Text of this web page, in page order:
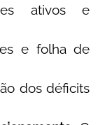
ativos e
e folha de
dos déficits